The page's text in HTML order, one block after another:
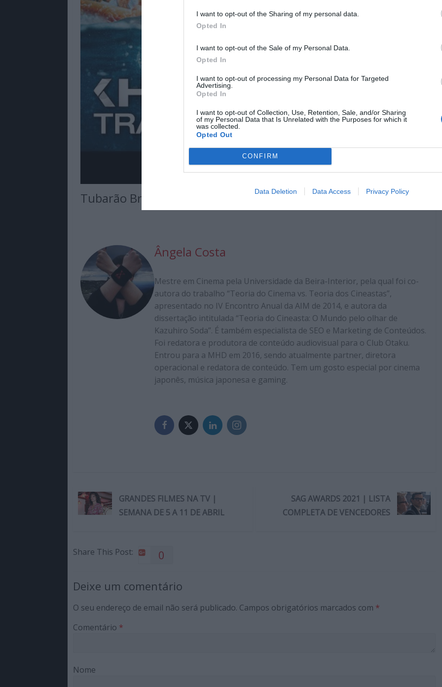
I want to opt-out of the Sharing of my personal data.
Opted In
I want to opt-out of the Sale of my Personal Data.
Opted In
I want to opt-out of processing my Personal Data for Targeted
Advertising.
Opted In
I want to opt-out of Collection, Use, Retention, Sale, and/or Sharing
of my Personal Data that Is Unrelated with the Purposes for which it
was collected.
Opted Out
CONFIRM
Data Deletion Data Access Privacy Policy
Tubarão Branco | 2 de setembro de 2021 nos cinemas
Ângela Costa
Mestre em Cinema pela Universidade da Beira-Interior, pela qual foi co-
autora do trabalho “Teoria do Cinema vs. Teoria dos Cineastas”,
apresentado no IV Encontro Anual da AIM de 2014, e autora da
dissertação intitulada “Teoria do Cineasta: O Mundo pelo olhar de
Kazuhiro Soda”. É também especialista de SEO e Marketing de Conteúdos.
Foi redatora e produtora de conteúdo audiovisual para o Club Otaku.
Entrou para a MHD em 2016, sendo atualmente partner, diretora
operacional e redatora de conteúdo. Tem um gosto especial por cinema
japonês, música japonesa e gaming.
GRANDES FILMES NA TV |
SEMANA DE 5 A 11 DE ABRIL
SAG AWARDS 2021 | LISTA
COMPLETA DE VENCEDORES
Share This Post: 0
Deixe um comentário
O seu endereço de email não será publicado. Campos obrigatórios marcados com *
Comentário *
Nome